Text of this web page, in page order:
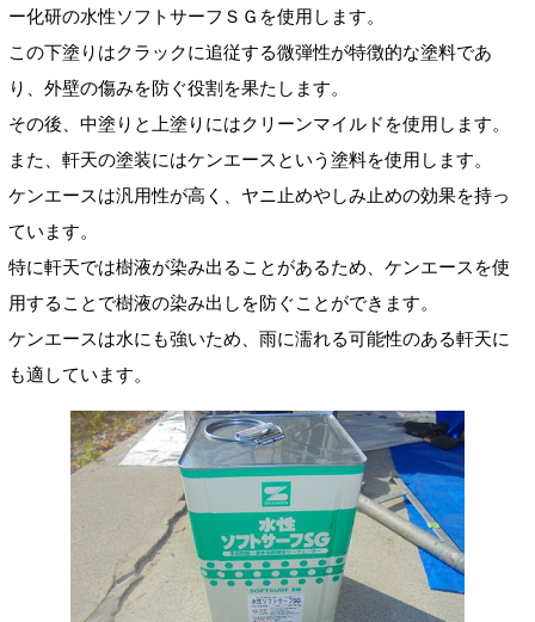
ー化研の水性ソフトサーフＳＧを使用します。
この下塗りはクラックに追従する微弾性が特徴的な塗料であ
り、外壁の傷みを防ぐ役割を果たします。
その後、中塗りと上塗りにはクリーンマイルドを使用します。
また、軒天の塗装にはケンエースという塗料を使用します。
ケンエースは汎用性が高く、ヤニ止めやしみ止めの効果を持っ
ています。
特に軒天では樹液が染み出ることがあるため、ケンエースを使
用することで樹液の染み出しを防ぐことができます。
ケンエースは水にも強いため、雨に濡れる可能性のある軒天に
も適しています。